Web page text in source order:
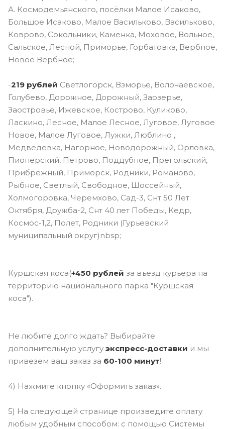
А. Космодемьянского, посёлки Малое Исаково,
Большое Исаково, Малое Васильково, Васильково,
Коврово, Сокольники, Каменка, Моховое, Вольное,
Сальское, Лесной, Приморье, Горбатовка, Вербное,
Новое Вербное;
-219 рублей Светлогорск, Взморье, Волочаевское,
Голубево, Дорожное, Дорожный, Заозерье,
Заостровье, Ижевское, Кострово, Куликово,
Ласкино, Лесное, Малое Лесное, Луговое, Луговое
Новое, Малое Луговое, Лужки, Люблино ,
Медведевка, Нагорное, Новодорожный, Орловка,
Пионерский, Петрово, Поддубное, Прегольский,
Прибрежный, Приморск, Родники, Романово,
Рыбное, Светлый, Свободное, Шоссейный,
Холмогоровка, Черемхово, Сад-3, Снт 50 Лет
Октября, Дружба-2, Снт 40 лет Победы, Кедр,
Космос-1,2, Полет, Родники (Гурьевский
муниципальный округ)nbsp;
Куршская коса(+450 рублей за въезд курьера на
территорию национального парка "Куршская
коса").
Не любите долго ждать? Выбирайте
дополнительную услугу экспресс-доставки и мы
привезем ваш заказ за 60-100 минут!
4) Нажмите кнопку «Оформить заказ».
5) На следующей странице произведите оплату
любым удобным способом: с помощью Системы